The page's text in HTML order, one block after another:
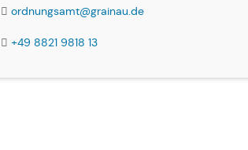
ordnungsamt@grainau.de
+49 8821 9818 13